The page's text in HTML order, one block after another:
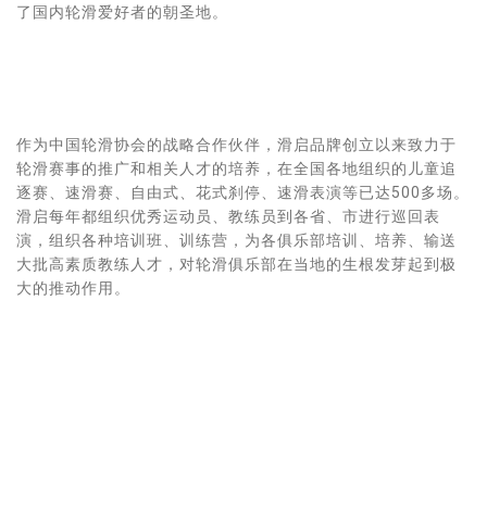
了国内轮滑爱好者的朝圣地。
作为中国轮滑协会的战略合作伙伴，滑启品牌创立以来致力于
轮滑赛事的推广和相关人才的培养，在全国各地组织的儿童追
逐赛、速滑赛、自由式、花式刹停、速滑表演等已达500多场。
滑启每年都组织优秀运动员、教练员到各省、市进行巡回表
演，组织各种培训班、训练营，为各俱乐部培训、培养、输送
大批高素质教练人才，对轮滑俱乐部在当地的生根发芽起到极
大的推动作用。